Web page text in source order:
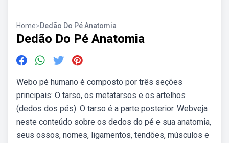
Home>Dedão Do Pé Anatomia
Dedão Do Pé Anatomia
Webo pé humano é composto por três seções
principais: O tarso, os metatarsos e os artelhos
(dedos dos pés). O tarso é a parte posterior. Webveja
neste conteúdo sobre os dedos do pé e sua anatomia,
seus ossos, nomes, ligamentos, tendões, músculos e